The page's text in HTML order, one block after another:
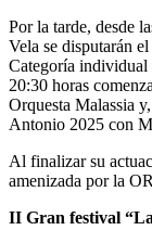
Por la tarde, desde
Vela se disputarán
Categoría individual
20:30 horas
Orquesta Malassia
Antonio 2025 con
Al finalizar su
amenizada por la
II Gran festival